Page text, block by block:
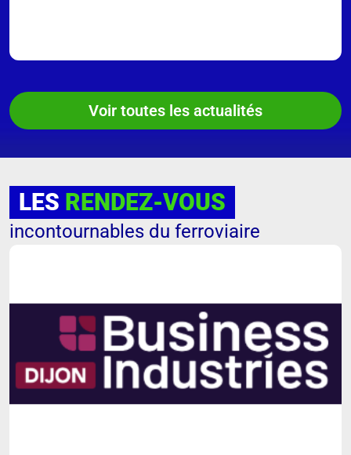
Voir toutes les actualités
LES RENDEZ-VOUS
incontournables du ferroviaire